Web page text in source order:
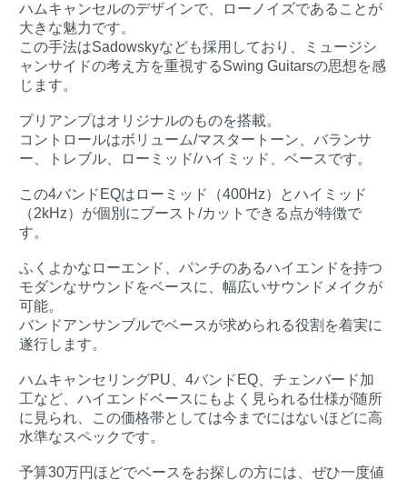
ハムキャンセルのデザインで、ローノイズであることが
大きな魅力です。
この手法はSadowskyなども採用しており、ミュージシ
ャンサイドの考え方を重視するSwing Guitarsの思想を感
じます。
プリアンプはオリジナルのものを搭載。
コントロールはボリューム/マスタートーン、バランサ
ー、トレブル、ローミッド/ハイミッド、ベースです。
この4バンドEQはローミッド（400Hz）とハイミッド
（2kHz）が個別にブースト/カットできる点が特徴で
す。
ふくよかなローエンド、パンチのあるハイエンドを持つ
モダンなサウンドをベースに、幅広いサウンドメイクが
可能。
バンドアンサンブルでベースが求められる役割を着実に
遂行します。
ハムキャンセリングPU、4バンドEQ、チェンバード加
工など、ハイエンドベースにもよく見られる仕様が随所
に見られ、この価格帯としては今までにはないほどに高
水準なスペックです。
予算30万円ほどでベースをお探しの方には、ぜひ一度値